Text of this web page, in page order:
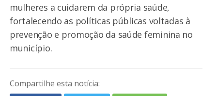
mulheres a cuidarem da própria saúde,
fortalecendo as políticas públicas voltadas à
prevenção e promoção da saúde feminina no
município.
Compartilhe esta notícia: